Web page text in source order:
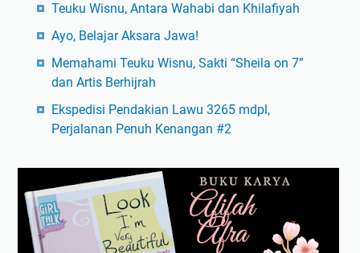
Teuku Wisnu, Antara Wahabi dan Khilafiyah
Ayo, Belajar Aksara Jawa!
Memahami Teuku Wisnu, Sakti “Sheila on 7”
dan Artis Berhijrah
Ekspedisi Pendakian Lawu 3265 mdpl,
Perjalanan Penuh Kenangan #2